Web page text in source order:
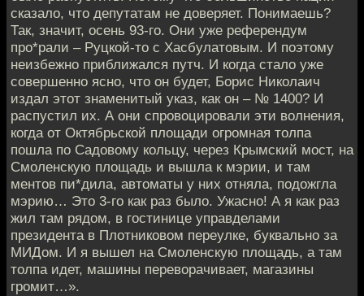
сказало, что депутатам не доверяет. Понимаешь?
Так, значит, осень 93-го. Они уже референдум
про*рали – Руцкой-то с Хасбулатовым. И поэтому
неизбежно приближался путч. И когда стало уже
совершенно ясно, что он будет, Борис Николаич
издал этот знаменитый указ, как он – № 1400? И
распустил их. А они спровоцировали эти волнения,
когда от Октябрьской площади огромная толпа
пошла по Садовому кольцу, через Крымский мост, на
Смоленскую площадь и вышла к мэрии, и там
ментов пи*дила, автоматы у них отняла, подожгла
мэрию… Это 3-го как раз было. Ужасно! А я как раз
жил там рядом, в гостинице управделами
президента в Плотниковом переулке, буквально за
МИДом. И я вышел на Смоленскую площадь, а там
толпа идет, машины переворачивает, магазины
громит…».